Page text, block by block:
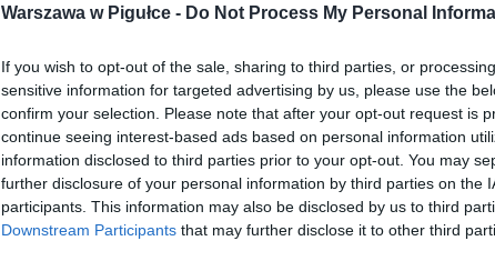
Warszawa w Pigułce - Do Not Process My Personal
If you wish to opt-out of the sale, sharing to third parties, or
sensitive information for targeted advertising by us, please use the
confirm your selection. Please note that after your opt-out request is
continue seeing interest-based ads based on personal information
information disclosed to third parties prior to your opt-out. You may
further disclosure of your personal information by third parties on the
participants. This information may also be disclosed by us to third
Downstream Participants that may further disclose it to other third